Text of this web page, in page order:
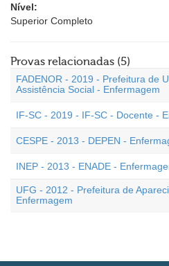
Nível:
Superior Completo
Provas relacionadas (5)
FADENOR - 2019 - Prefeitura de
Assistência Social - Enfermagem
IF-SC - 2019 - IF-SC - Docente -
CESPE - 2013 - DEPEN -
INEP - 2013 - ENADE -
UFG - 2012 - Prefeitura de
Enfermagem